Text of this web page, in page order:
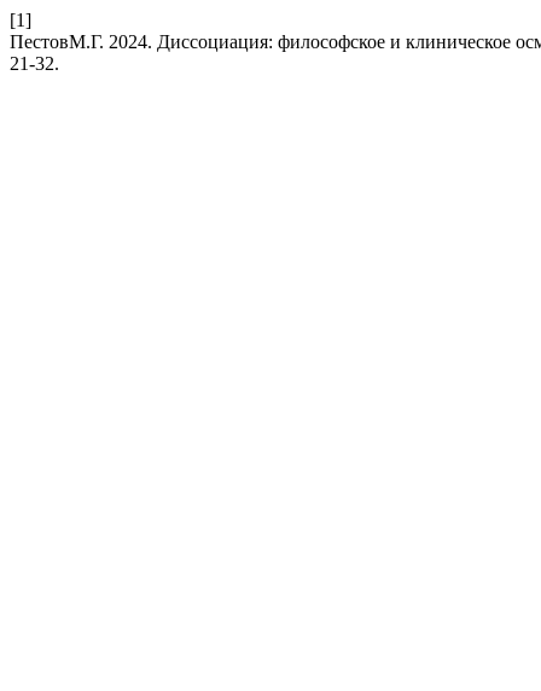
[1]
ПестовМ.Г. 2024. Диссоциация: философское и клиническое
21-32.